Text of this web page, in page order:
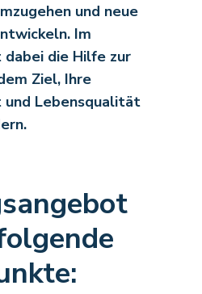
und neue
Im
die Hilfe zur
Ziel, Ihre
Lebensqualität